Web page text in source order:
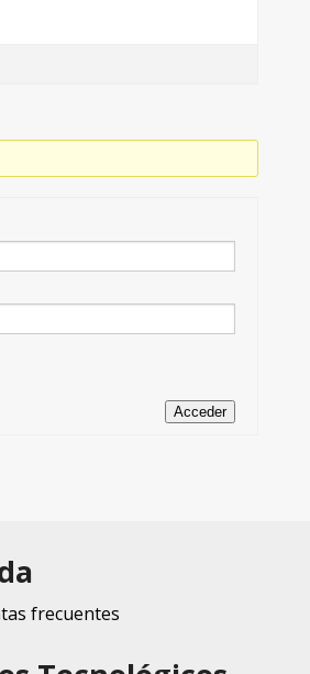
Acceder
frecuentes